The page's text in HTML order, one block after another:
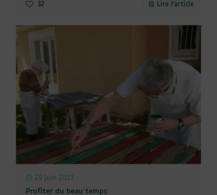
32 Lire l'article
29 juin 2021
Profiter du beau temps